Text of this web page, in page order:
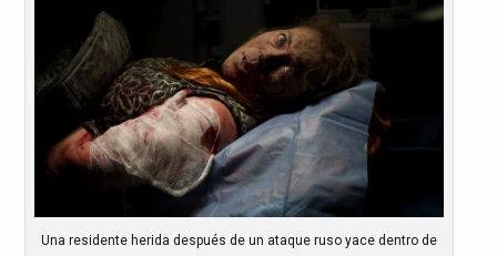
Una residente herida después de un ataque ruso yace dentro de